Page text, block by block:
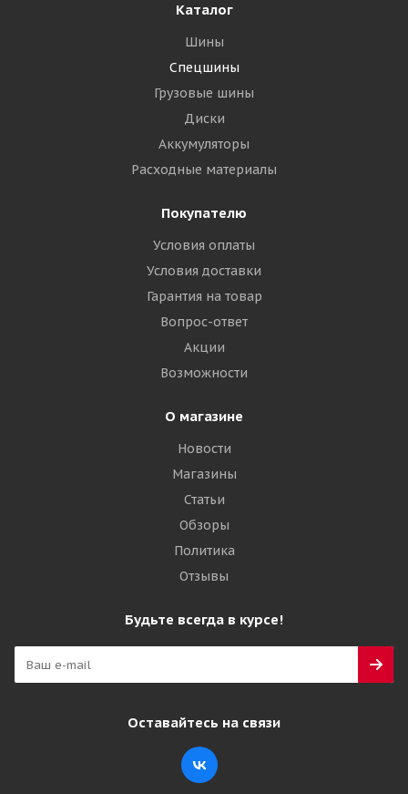
Каталог
Шины
Спецшины
Грузовые шины
Диски
Аккумуляторы
Расходные материалы
Покупателю
Условия оплаты
Условия доставки
Гарантия на товар
Вопрос-ответ
Акции
Возможности
О магазине
Новости
Магазины
Статьи
Обзоры
Политика
Отзывы
Будьте всегда в курсе!
Оставайтесь на связи